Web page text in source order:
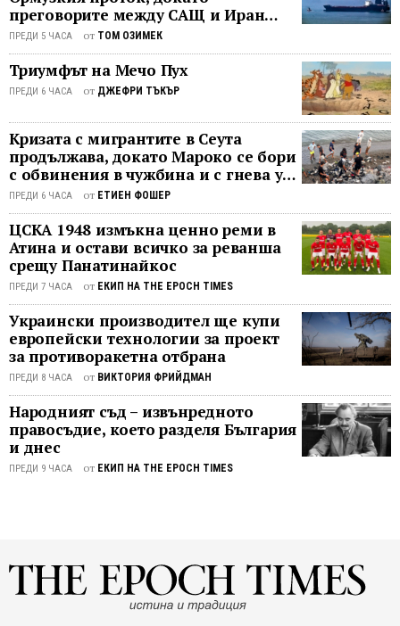
(ККП),
служители в Близкия изток, Африка и
режим има значителни инвестиции в
тези региони, най-вече като част от
...
напомняне, че ККП работи
денонощно, за да изпрати
изследователи с цел инфилтриране
в американски институции и
атакуване на нашите хранителни
запаси, което би имало тежки
последици... поставяйки
американските животи и нашата
икономика в сериозен риск", написа
преговорите между САЩ и Иран
останаха в безизходица
ПРЕДИ 5 ЧАСА от ТОМ ОЗИМЕК
Триумфът на Мечо Пух
ПРЕДИ 6 ЧАСА от ДЖЕФРИ ТЪКЪР
Кризата с мигрантите в Сеута
продължава, докато Мароко се бори
с обвинения в чужбина и с гнева у
дома
ПРЕДИ 6 ЧАСА от ЕТИЕН ФОШЕР
ЦСКА 1948 измъкна ценно реми в
Атина и остави всичко за реванша
срещу Панатинайкос
ПРЕДИ 7 ЧАСА от ЕКИП НА THE EPOCH TIMES
Украински производител ще купи
европейски технологии за проект
за противоракетна отбрана
ПРЕДИ 8 ЧАСА от ВИКТОРИЯ ФРИЙДМАН
Народният съд – извънредното
правосъдие, което разделя България
и днес
ПРЕДИ 9 ЧАСА от ЕКИП НА THE EPOCH TIMES